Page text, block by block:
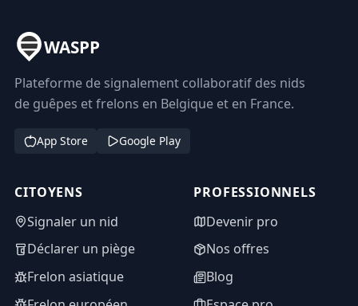
WASPP
Plateforme de signalement collaboratif des nids
de guêpes et frelons en Belgique et en France.
App Store Google Play
CITOYENS
Signaler un nid
Déclarer un piège
Frelon asiatique
PROFESSIONNELS
Devenir pro
Nos offres
Blog